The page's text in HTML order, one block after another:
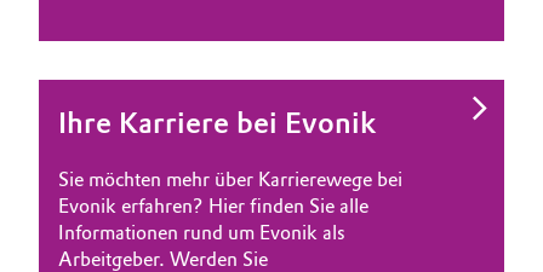
Ihre Karriere bei Evonik
Sie möchten mehr über Karrierewege bei
Evonik erfahren? Hier finden Sie alle
Informationen rund um Evonik als
Arbeitgeber. Werden Sie